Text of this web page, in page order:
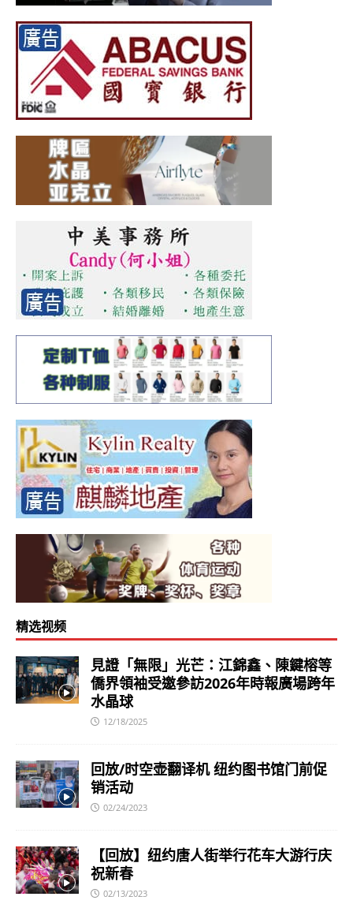
精选视频
見證「無限」光芒：江錦鑫、陳鍵榕等
僑界領袖受邀參訪2026年時報廣場跨年
水晶球
12/18/2025
回放/时空壶翻译机 纽约图书馆门前促
销活动
02/24/2023
【回放】纽约唐人街举行花车大游行庆
祝新春
02/13/2023